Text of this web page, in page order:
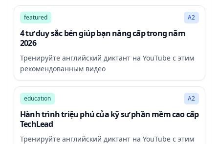
featured A2
4 tư duy sắc bén giúp bạn nâng cấp trong năm
2026
Тренируйте английский диктант на YouTube с этим
рекомендованным видео
10:07
education A2
Hành trình triệu phú của kỹ sư phần mềm cao cấp
TechLead
Тренируйте английский диктант на YouTube с этим